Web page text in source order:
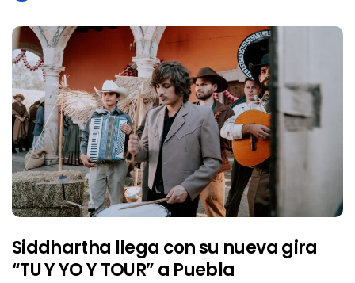
Siddhartha llega con su nueva gira
“TU Y YO Y TOUR” a Puebla